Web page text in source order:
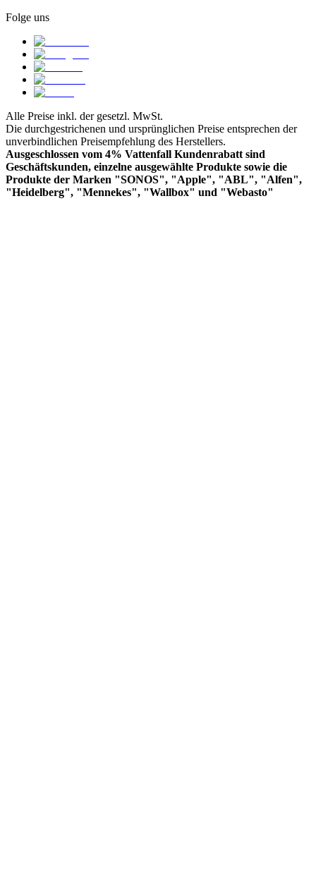
Folge uns
Alle Preise inkl. der gesetzl. MwSt.
Die durchgestrichenen und ursprünglichen Preise entsprechen der
unverbindlichen Preisempfehlung des Herstellers.
Ausgeschlossen vom 4% Vattenfall Kundenrabatt sind
Geschäftskunden, einzelne ausgewählte Produkte sowie die
Produkte der Marken "SONOS", "Apple", "ABL", "Alfen",
"Heidelberg", "Mennekes", "Wallbox" und "Webasto"